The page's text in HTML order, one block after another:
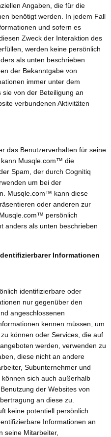
Angaben, die für die
benötigt werden. In jedem Fall
und sofern es
Zweck der Interaktion des
werden keine persönlich
als unten beschrieben
der Bekanntgabe von
immer unter dem
von der Beteiligung an
verbundenen Aktivitäten
das Benutzerverhalten für seine
kann Musqle.com™ die
Spam, der durch Cognitiq
um bei der
Musqle.com™ kann diese
oder anderen zur
persönlich
anders als unten beschrieben
Informationen
identifizierbare oder
nur gegenüber den
angeschlossenen
kennen müssen, um
können oder Services, die auf
werden, verwenden zu
diese nicht an andere
Subunternehmer und
sich auch außerhalb
der Websites von
an diese zu.
keine potentiell persönlich
Informationen an
seine Mitarbeiter,